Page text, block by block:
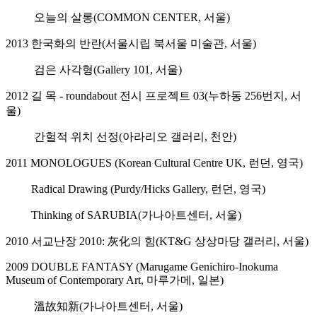
오늘의 살롱(COMMON CENTER, 서울)
2013 한국화의 반란(서울시립 북서울 미술관, 서울)
검은 사각형(Gallery 101, 서울)
2012 길 목 - roundabout 전시 프로젝트 03(누하동 256번지, 서
울)
간헐적 위치 선정(아라리오 갤러리, 천안)
2011 MONOLOGUES (Korean Cultural Centre UK, 런던, 영국)
Radical Drawing (Purdy/Hicks Gallery, 런던, 영국)
Thinking of SARUBIA(가나아트센터, 서울)
2010 서교난장 2010: 灰化의 힘(KT&G 상상마당 갤러리, 서울)
2009 DOUBLE FANTASY (Marugame Genichiro-Inokuma
Museum of Contemporary Art, 마루가메, 일본)
溫故知新(가나아트센터, 서울)